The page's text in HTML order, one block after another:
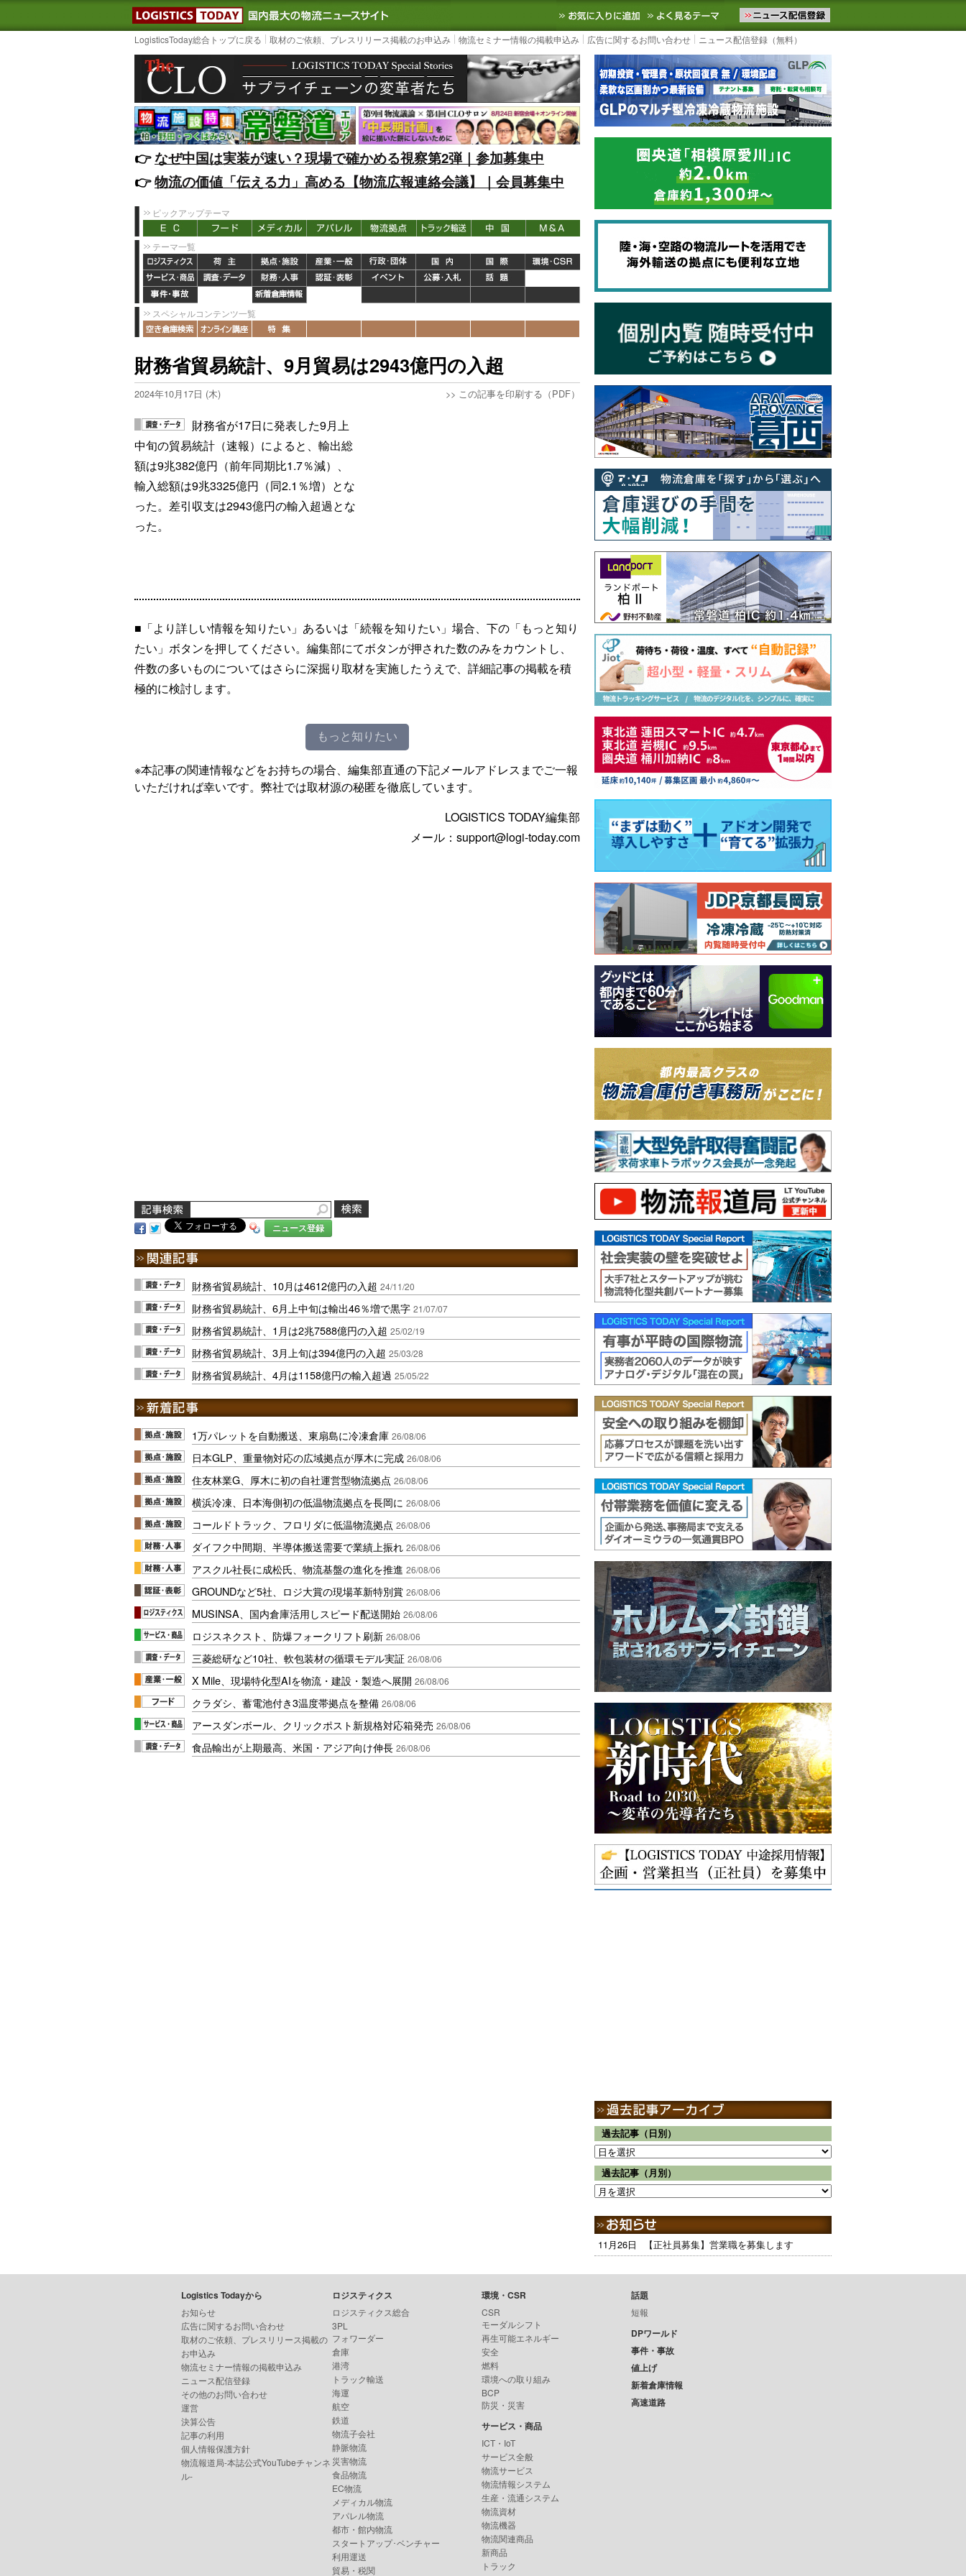
LOGISTICS TODAY｜国内最大の物流ニュースサイト3PL, SCMなど国内外の最新の物流ニュースをお届けします。物流ニュースメール配信を登録す
お気に入りに追加 よく見るテーマ
LogisticsToday総合トップに戻る 取材のご依頼、プレスリリース掲載のお申込み 物流セミナー情報の掲載申込み 広告に関するお問い合わせ ニュース配信登録（無料）
👉️なぜ中国は実装が速い？現場で確かめる視察第2弾｜参加募集中
👉️物流の価値「伝える力」高める【物流広報連絡会議】｜会員募集中
ピックアップテーマ
テーマ一覧
スペシャルコンテンツ一覧
財務省貿易統計、9月貿易は2943億円の入超
2024年10月17日 (木) >> この記事を印刷する（PDF）
財務省が17日に発表した9月上
中旬の貿易統計（速報）によると、輸出総
額は9兆382億円（前年同期比1.7％減）、
輸入総額は9兆3325億円（同2.1％増）とな
った。差引収支は2943億円の輸入超過とな
った。
■「より詳しい情報を知りたい」あるいは「続報を知りたい」場合、下の「もっと知り
たい」ボタンを押してください。編集部にてボタンが押された数のみをカウントし、
件数の多いものについてはさらに深掘り取材を実施したうえで、詳細記事の掲載を積
極的に検討します。
もっと知りたい
※本記事の関連情報などをお持ちの場合、編集部直通の下記メールアドレスまでご一報
いただければ幸いです。弊社では取材源の秘匿を徹底しています。
LOGISTICS TODAY編集部
メール：support@logi-today.com
ニュース登録
財務省貿易統計、10月は4612億円の入超 24/11/20
財務省貿易統計、6月上中旬は輸出46％増で黒字 21/07/07
財務省貿易統計、1月は2兆7588億円の入超 25/02/19
財務省貿易統計、3月上旬は394億円の入超 25/03/28
財務省貿易統計、4月は1158億円の輸入超過 25/05/22
1万パレットを自動搬送、東扇島に冷凍倉庫 26/08/06
日本GLP、重量物対応の広域拠点が厚木に完成 26/08/06
住友林業G、厚木に初の自社運営型物流拠点 26/08/06
横浜冷凍、日本海側初の低温物流拠点を長岡に 26/08/06
コールドトラック、フロリダに低温物流拠点 26/08/06
ダイフク中間期、半導体搬送需要で業績上振れ 26/08/06
アスクル社長に成松氏、物流基盤の進化を推進 26/08/06
GROUNDなど5社、ロジ大賞の現場革新特別賞 26/08/06
MUSINSA、国内倉庫活用しスピード配送開始 26/08/06
ロジスネクスト、防爆フォークリフト刷新 26/08/06
三菱総研など10社、軟包装材の循環モデル実証 26/08/06
X Mile、現場特化型AIを物流・建設・製造へ展開 26/08/06
クラダシ、蓄電池付き3温度帯拠点を整備 26/08/06
アースダンボール、クリックポスト新規格対応箱発売 26/08/06
食品輸出が上期最高、米国・アジア向け伸長 26/08/06
過去記事（日別）
過去記事（月別）
11月26日 【正社員募集】営業職を募集します
Logistics Todayから
お知らせ
広告に関するお問い合わせ
取材のご依頼、プレスリリース掲載の
お申込み
物流セミナー情報の掲載申込み
ニュース配信登録
その他のお問い合わせ
運営
決算公告
記事の利用
個人情報保護方針
物流報道局-本誌公式YouTubeチャンネ
ル-
ロジスティクス
ロジスティクス総合
3PL
フォワーダー
倉庫
港湾
トラック輸送
海運
航空
鉄道
物流子会社
静脈物流
災害物流
食品物流
EC物流
メディカル物流
アパレル物流
都市・館内物流
スタートアップ･ベンチャー
利用運送
貿易・税関
環境・CSR
CSR
モーダルシフト
再生可能エネルギー
安全
燃料
環境への取り組み
BCP
防災・災害
サービス・商品
ICT・IoT
サービス全般
物流サービス
物流情報システム
生産・流通システム
物流資材
物流機器
物流関連商品
新商品
トラック
話題
短報
DPワールド
事件・事故
値上げ
新着倉庫情報
高速道路